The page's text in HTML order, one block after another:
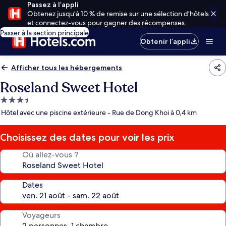
Passez à l’appli
Obtenez jusqu’à 10 % de remise sur une sélection d’hôtels
et connectez-vous pour gagner des récompenses.
Passer à la section principale
Obtenir l’appli
Afficher tous les hébergements
Roseland Sweet Hotel
Hébergement
3.5 étoiles
Hôtel avec une piscine extérieure - Rue de Dong Khoi à 0,4 km
Choisissez des dates pour voir les prix
Où allez-vous ?
Dates
Voyageurs